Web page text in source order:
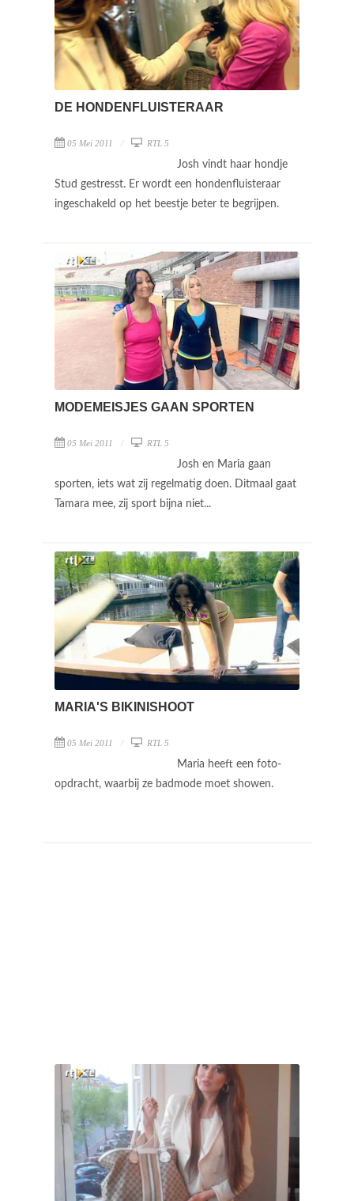
DE HONDENFLUISTERAAR
05 Mei 2011 RTL 5
Josh vindt haar hondje
Stud gestresst. Er wordt een hondenfluisteraar
ingeschakeld op het beestje beter te begrijpen.
MODEMEISJES GAAN SPORTEN
05 Mei 2011 RTL 5
Josh en Maria gaan
sporten, iets wat zij regelmatig doen. Ditmaal gaat
Tamara mee, zij sport bijna niet...
MARIA'S BIKINISHOOT
05 Mei 2011 RTL 5
Maria heeft een foto-
opdracht, waarbij ze badmode moet showen.